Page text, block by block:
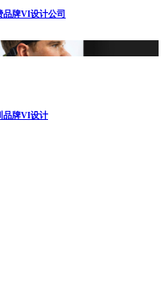
品牌VI设计公司
品牌VI设计